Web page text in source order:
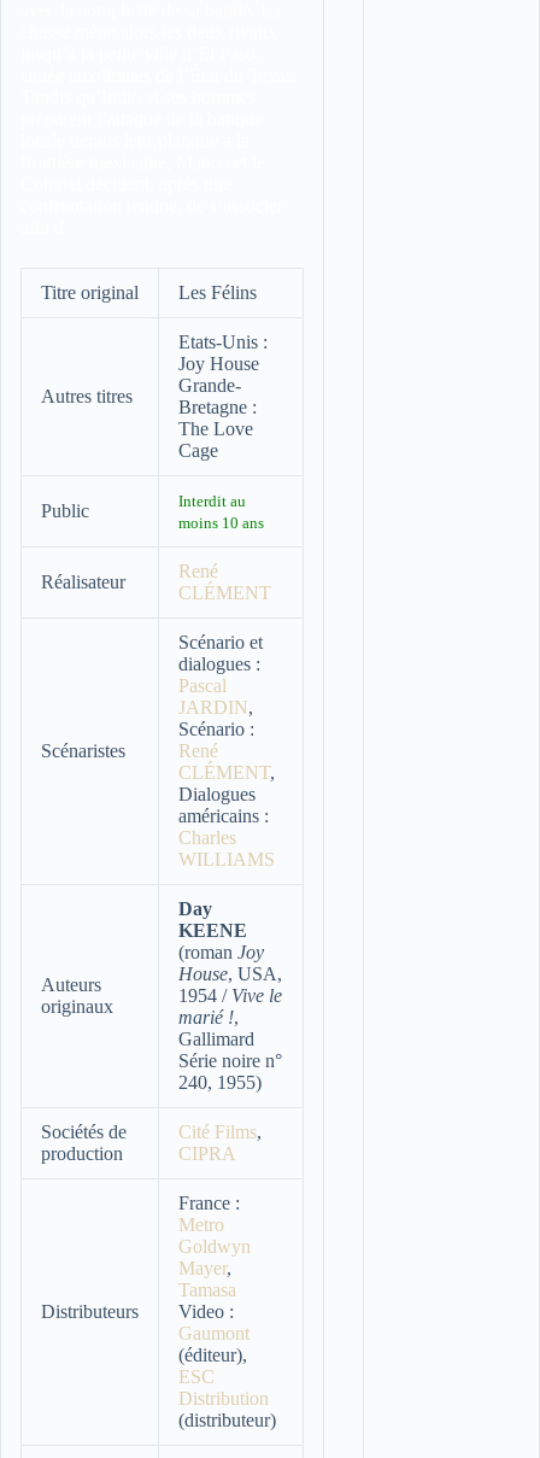
Titre original Les Félins
Autres titres
Etats-Unis :
Joy House
Grande-
Bretagne :
The Love
Cage
Public
Interdit au
moins 10 ans
Réalisateur
René
CLÉMENT
Scénaristes
Scénario et
dialogues :
Pascal
JARDIN,
Scénario :
René
CLÉMENT,
Dialogues
américains :
Charles
WILLIAMS
Auteurs
originaux
Day
KEENE
(roman Joy
House, USA,
1954 / Vive le
marié !,
Gallimard
Série noire n°
240, 1955)
Sociétés de
production
Cité Films,
CIPRA
Distributeurs
France :
Metro
Goldwyn
Mayer,
Tamasa
Video :
Gaumont
(éditeur),
ESC
Distribution
(distributeur)